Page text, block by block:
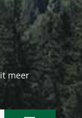
meer